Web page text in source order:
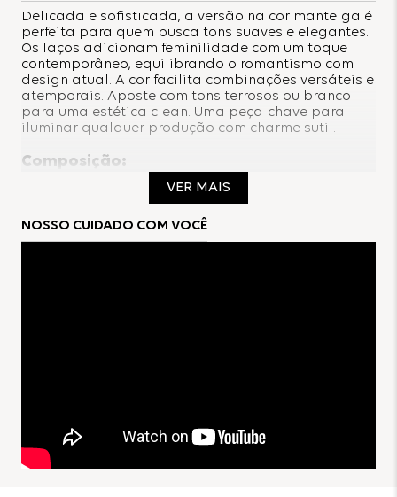
Delicada e sofisticada, a versão na cor manteiga é
perfeita para quem busca tons suaves e elegantes.
Os laços adicionam feminilidade com um toque
contemporâneo, equilibrando o romantismo com
design atual. A cor facilita combinações versáteis e
atemporais. Aposte com tons terrosos ou branco
para uma estética clean. Uma peça-chave para
iluminar qualquer produção com charme sutil.
Composição:
4% Elastano
VER MAIS
NOSSO CUIDADO COM VOCÊ